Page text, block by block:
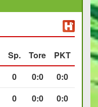
Sp. Tore
PKT
0 0:0
0:0
0 0:0 0:0